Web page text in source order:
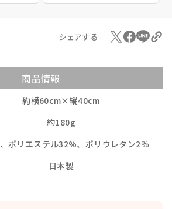
シェアする
商品情報
約横60cm×縦40cm
約180g
ポリエステル32%、ポリウレタン2％
日本製